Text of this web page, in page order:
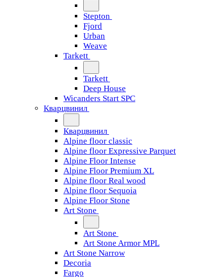
Stepton
Fjord
Urban
Weave
Tarkett
Tarkett
Deep House
Wicanders Start SPC
Кварцвинил
Кварцвинил
Alpine floor classic
Alpine floor Expressive Parquet
Alpine Floor Intense
Alpine Floor Premium XL
Alpine floor Real wood
Alpine floor Sequoia
Alpine Floor Stone
Art Stone
Art Stone
Art Stone Armor MPL
Art Stone Narrow
Decoria
Fargo